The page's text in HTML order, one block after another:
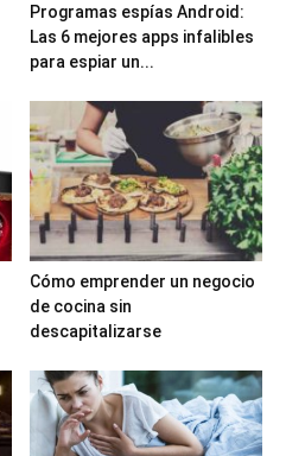
Programas espías Android:
Las 6 mejores apps infalibles
para espiar un...
Cómo emprender un negocio
de cocina sin
descapitalizarse